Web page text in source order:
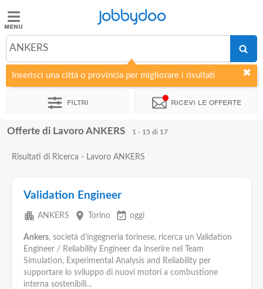
Jobbydoo
Offerte
di
lavoro
Elenco
Blog
Pubblica
Offerte
Jobbydoo
ANKERS
Inserisci una città o provincia per migliorare i risultati
Filtri Ricevi le offerte
Offerte di Lavoro ANKERS 1 - 15 di 17
Risultati di Ricerca - Lavoro ANKERS
Validation Engineer
apartment ANKERS place Torino event_available oggi
Ankers, società d'ingegneria torinese, ricerca un Validation
Engineer / Reliability Engineer da inserire nel Team
Simulation, Experimental Analysis and Reliability per
supportare lo sviluppo di nuovi motori a combustione
interna sostenibili...